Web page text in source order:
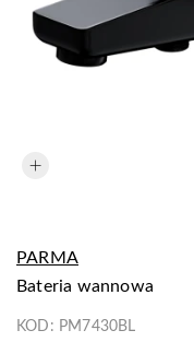
PARMA
bateria wannowa
KOD: PM7430BL